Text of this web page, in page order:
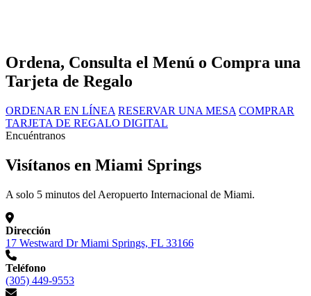
Ordena, Consulta el Menú o Compra una
Tarjeta de Regalo
ORDENAR EN LÍNEA RESERVAR UNA MESA COMPRAR
TARJETA DE REGALO DIGITAL
Encuéntranos
Visítanos en Miami Springs
A solo 5 minutos del Aeropuerto Internacional de Miami.
Dirección
17 Westward Dr Miami Springs, FL 33166
Teléfono
(305) 449-9553